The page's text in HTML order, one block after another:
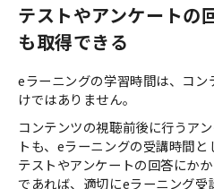
テストやアンケートの
も取得できる
eラーニングの学習時間は、コ
けではありません。
コンテンツの視聴前後に行うア
トも、eラーニングの受講時間と
テストやアンケートの回答にか
であれば、適切にeラーニング